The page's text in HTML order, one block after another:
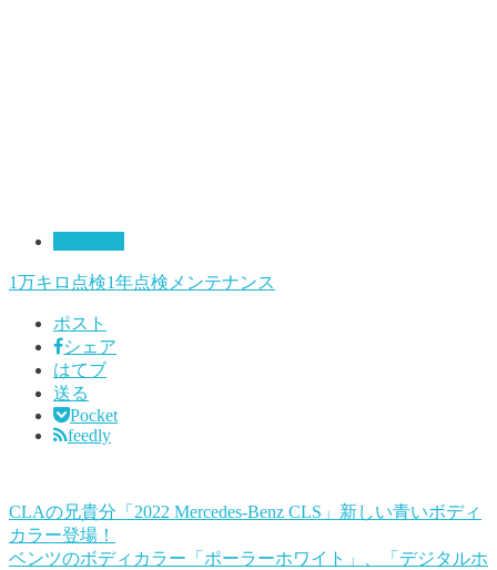
1万キロ点検1年点検 メンテナンス
ポスト
シェア
はてブ
送る
Pocket
feedly
CLAの兄貴分「2022 Mercedes-Benz CLS」新しい青いボディ
カラー登場！
ベンツのボディカラー「ポーラーホワイト」、「デジタルホ